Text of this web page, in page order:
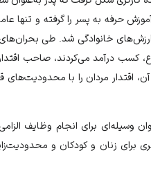
حرفه به پسر را گرفته و تنها عامل
خانوادگی شد. طی بحران‏‌های
کسب درآمد می‏‌کردند، صاحب
اقتدار مردان را با محدودیت‏‌های
برای انجام وظایف
برای زنان و کودکان و